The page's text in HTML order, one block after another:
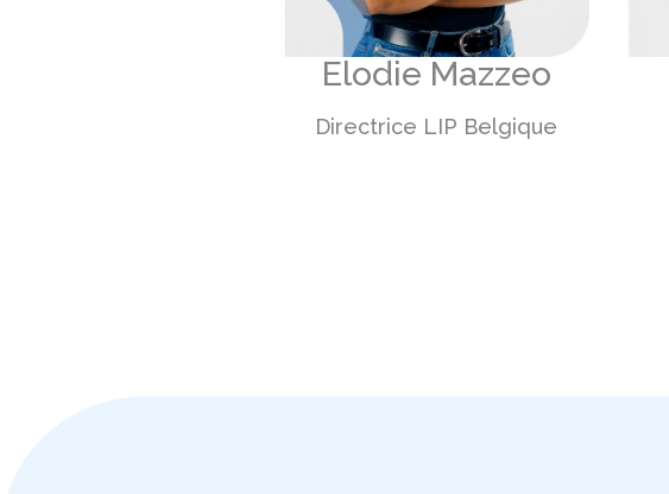
Elodie Mazzeo
Directrice LIP Belgique